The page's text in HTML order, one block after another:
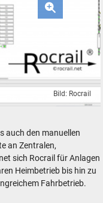
Bild: Rocrail
auch den manuellen
an Zentralen,
sich Rocrail für Anlagen
Heimbetrieb bis hin zu
Fahrbetrieb.